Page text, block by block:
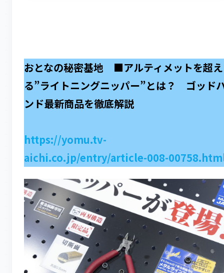
おとなの秘密基地 ■アルティメットを超え
る”ライトニングニッパー”とは？ ゴッド
ンド最新商品を徹底解説
https://yomu.tv-
aichi.co.jp/entry/article-008-